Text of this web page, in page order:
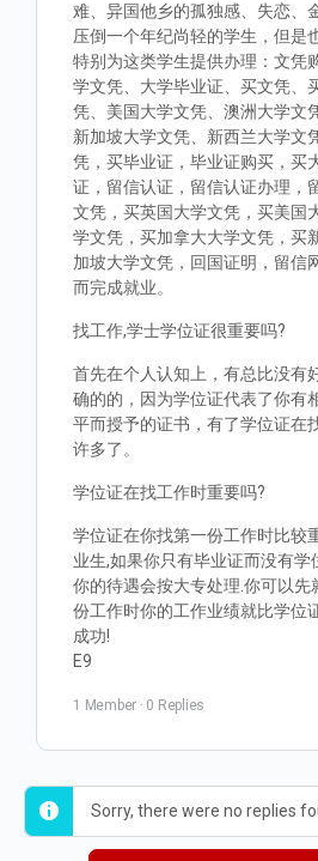
难、异国他乡的孤独感、失恋、
压倒一个年纪尚轻的学生，但是
特别为这类学生提供办理：文凭
学文凭、大学毕业证、买文凭、
凭、美国大学文凭、澳洲大学文
新加坡大学文凭、新西兰大学文
凭，买毕业证，毕业证购买，买
证，留信认证，留信认证办理，
文凭，买英国大学文凭，买美国
学文凭，买加拿大大学文凭，买
加坡大学文凭，回国证明，留信
而完成就业。
找工作,学士学位证很重要吗?
首先在个人认知上，有总比没有
确的的，因为学位证代表了你有
平而授予的证书，有了学位证在
许多了。
学位证在找工作时重要吗?
学位证在你找第一份工作时比较
业生,如果你只有毕业证而没有学
你的待遇会按大专处理.你可以先
份工作时你的工作业绩就比学位
成功!
E9
1 Member · 0 Replies
Sorry, there were no replies